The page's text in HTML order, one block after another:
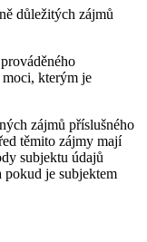
důležitých zájmů
kterým je
zájmů příslušného
těmito zájmy mají
subjektu údajů
pokud je subjektem